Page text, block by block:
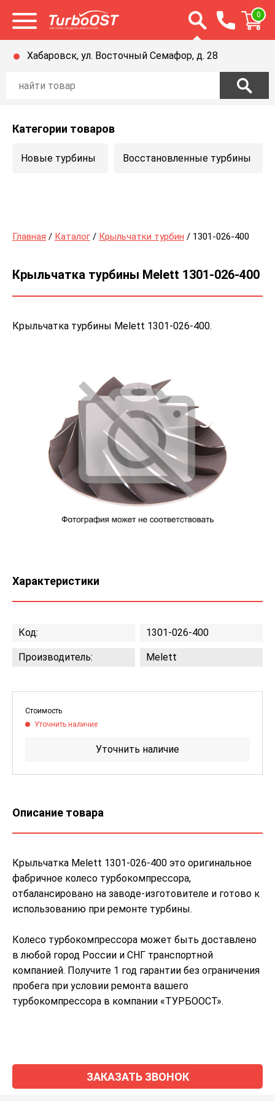
Открыть меню Открыть строку
0
Хабаровск, ул. Восточный Семафор, д. 28
Категории товаров
Новые турбины Восстановленные турбины
Главная / Каталог / Крыльчатки турбин / 1301-026-400
Крыльчатка турбины Melett 1301-026-400
Крыльчатка турбины Melett 1301-026-400.
Характеристики
Код: 1301-026-400
Производитель: Melett
Стоимость
Уточнить наличие
Уточнить наличие
Описание товара
Крыльчатка Melett 1301-026-400 это оригинальное
фабричное колесо турбокомпрессора,
отбалансировано на заводе-изготовителе и готово к
использованию при ремонте турбины.
Колесо турбокомпрессора может быть доставлено
в любой город России и СНГ транспортной
компанией. Получите 1 год гарантии без ограничения
пробега при условии ремонта вашего
турбокомпрессора в компании «ТУРБООСТ».
ЗАКАЗАТЬ ЗВОНОК